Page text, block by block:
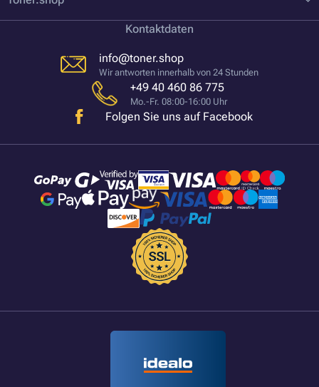
Kontaktdaten
info@toner.shop
Wir antworten innerhalb von 24 Stunden
+49 40 460 86 775
Mo.-Fr. 08:00-16:00 Uhr
Folgen Sie uns auf Facebook